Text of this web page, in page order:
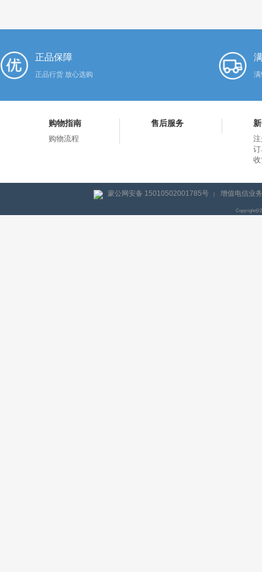
正品保障
正品行货 放心选购
购物指南
购物流程
售后服务
蒙公网安备 15010502001785号 | 增值电信业